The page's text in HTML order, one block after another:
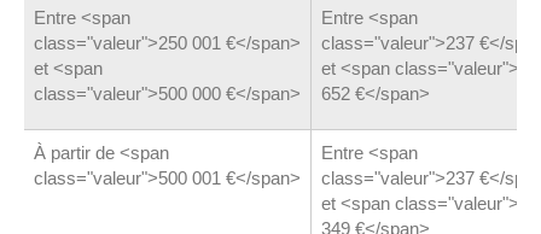
Entre <span
class="valeur">250 001 €</span>
et <span
class="valeur">500 000 €</span>
Entre <span
class="valeur">237 €</
et <span class="valeur">5
652 €</span>
À partir de <span
class="valeur">500 001 €</span>
Entre <span
class="valeur">237 €</
et <span class="valeur">7
349 €</span>